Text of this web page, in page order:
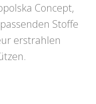
Concept,
Stoffe
erstrahlen